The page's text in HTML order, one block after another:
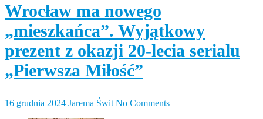
Wrocław ma nowego
„mieszkańca”. Wyjątkowy
prezent z okazji 20-lecia serialu
„Pierwsza Miłość”
16 grudnia 2024 Jarema Świt No Comments